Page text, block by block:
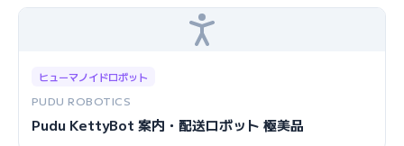
ヒューマノイドロボット
PUDU ROBOTICS
Pudu KettyBot 案内・配送ロボット 極美品